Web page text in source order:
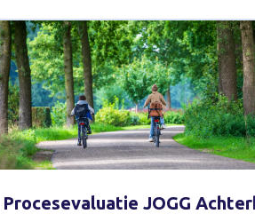
Procesevaluatie JOGG